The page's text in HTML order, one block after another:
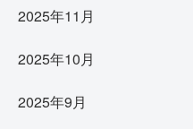
2025年11月
2025年10月
2025年9月